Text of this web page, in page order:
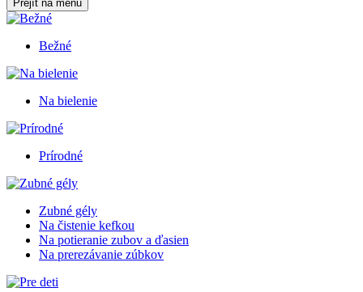
Přejít na menu
Bežné
Na bielenie
Prírodné
Zubné gély
Na čistenie kefkou
Na potieranie zubov a ďasien
Na prerezávanie zúbkov